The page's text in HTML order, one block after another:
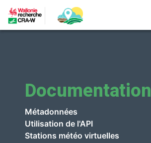
Documentation
Métadonnées
Utilisation de l'API
Stations météo virtuelles